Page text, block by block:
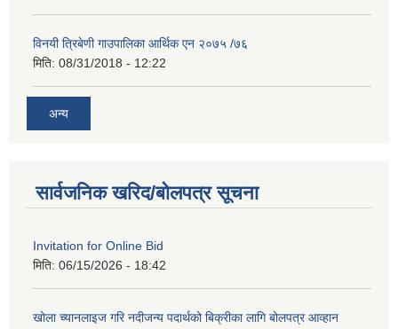
विनयी त्रिबेणी गाउपालिका आर्थिक एन २०७५ /७६
मिति: 08/31/2018 - 12:22
अन्य
सार्वजनिक खरिद/बोलपत्र सूचना
Invitation for Online Bid
मिति: 06/15/2026 - 18:42
खोला च्यानलाइज गरि नदीजन्य पदार्थको बिक्रीका लागि बोलपत्र आव्हान